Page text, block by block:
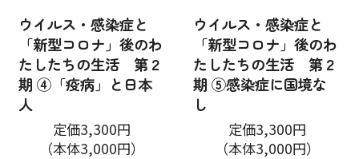
ウイルス・感染症と
「新型コロナ」後のわ
たしたちの生活 第２
期 ④「疫病」と日本
人
定価3,300円
（本体3,000円）
ウイルス・感染症と
「新型コロナ」後のわ
たしたちの生活 第２
期 ⑤感染症に国境な
し
定価3,300円
（本体3,000円）